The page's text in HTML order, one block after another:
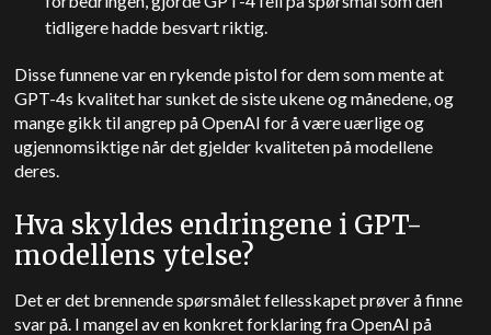
tidligere hadde besvart riktig.
Disse funnene var en rykende pistol for dem som mente at
GPT-4s kvalitet har sunket de siste ukene og månedene, og
mange gikk til angrep på OpenAI for å være uærlige og
ugjennomsiktige når det gjelder kvaliteten på modellene
deres.
Hva skyldes endringene i GPT-
modellens ytelse?
Det er det brennende spørsmålet fellesskapet prøver å finne
svar på. I mangel av en konkret forklaring fra OpenAI på